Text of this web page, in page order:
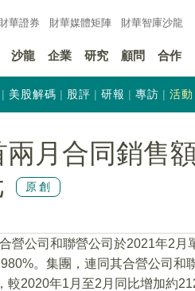
財華證券 財華媒體矩陣 財華智庫沙龍
沙龍 企業 研究 顧問 合作
美股解碼 股評 研報 專訪 活動
月合同銷售
原創
營公司和聯營公司於2021年2月
。集團，連同其合營公司和
2020年1月至2月同比增加約